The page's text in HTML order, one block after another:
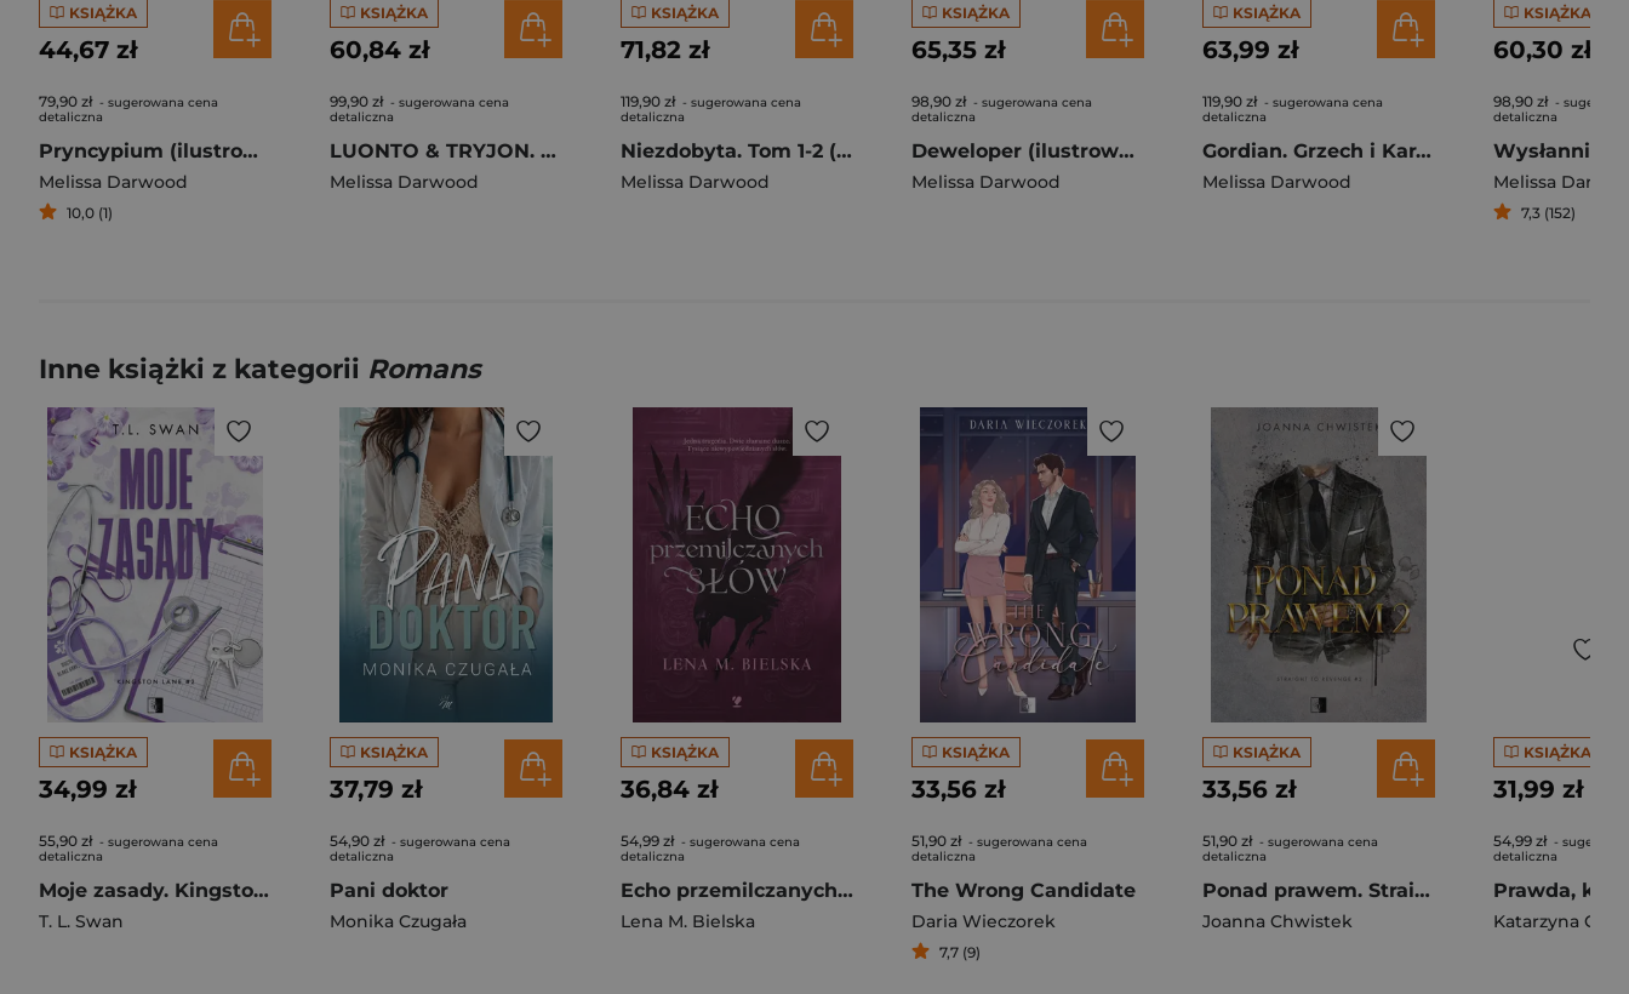
KSIĄŻKA
44,67 zł
79,90 zł - sugerowana cena
detaliczna
Pryncypium (ilustrowane brzegi)
Melissa Darwood
10,0 (1)
KSIĄŻKA
60,84 zł
99,90 zł - sugerowana cena
detaliczna
LUONTO & TRYJON. Wydanie specjalne (ilustrowane brzegi)
Melissa Darwood
KSIĄŻKA
71,82 zł
119,90 zł - sugerowana cena
detaliczna
Niezdobyta. Tom 1-2 (ilustrowane brzegi)
Melissa Darwood
KSIĄŻKA
65,35 zł
98,90 zł - sugerowana cena
detaliczna
Deweloper (ilustrowane brzegi)
Melissa Darwood
KSIĄŻKA
63,99 zł
119,90 zł - sugerowana cena
detaliczna
Gordian. Grzech i Kara. Wydanie specjalne.
Melissa Darwood
KSIĄŻKA
60,30 zł
98,90 zł -
detaliczna
Wysłannicy
Melissa
7,3 (152)
Inne książki z kategorii Romans
KSIĄŻKA
34,99 zł
55,90 zł - sugerowana cena
detaliczna
Moje zasady. Kingston Lane. Tom 1
T. L. Swan
KSIĄŻKA
37,79 zł
54,90 zł - sugerowana cena
detaliczna
Pani doktor
Monika Czugała
KSIĄŻKA
36,84 zł
54,99 zł - sugerowana cena
detaliczna
Echo przemilczanych słów
Lena M. Bielska
KSIĄŻKA
33,56 zł
51,90 zł - sugerowana cena
detaliczna
The Wrong Candidate
Daria Wieczorek
7,7 (9)
KSIĄŻKA
33,56 zł
51,90 zł - sugerowana cena
detaliczna
Ponad prawem. Straight to Revenge. Tom 2
Joanna Chwistek
KSIĄŻKA
31,99 zł
54,99 zł -
detaliczna
Katarzyna